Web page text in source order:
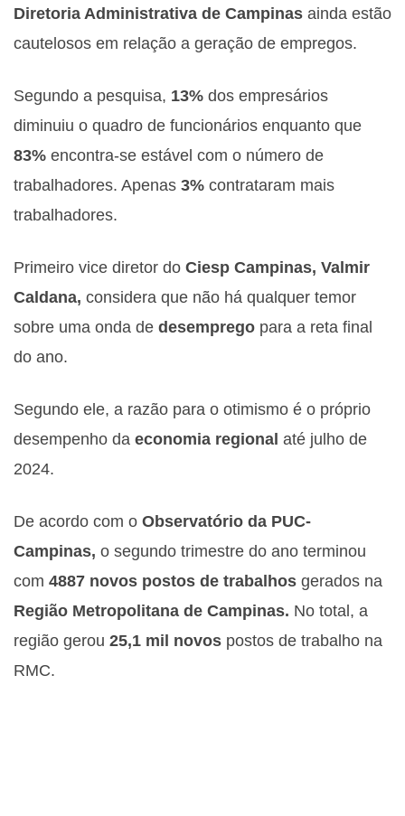
Diretoria Administrativa de Campinas ainda estão
cautelosos em relação a geração de empregos.
Segundo a pesquisa, 13% dos empresários
diminuiu o quadro de funcionários enquanto que
83% encontra-se estável com o número de
trabalhadores. Apenas 3% contrataram mais
trabalhadores.
Primeiro vice diretor do Ciesp Campinas, Valmir
Caldana, considera que não há qualquer temor
sobre uma onda de desemprego para a reta final
do ano.
Segundo ele, a razão para o otimismo é o próprio
desempenho da economia regional até julho de
2024.
De acordo com o Observatório da PUC-
Campinas, o segundo trimestre do ano terminou
com 4887 novos postos de trabalhos gerados na
Região Metropolitana de Campinas. No total, a
região gerou 25,1 mil novos postos de trabalho na
RMC.